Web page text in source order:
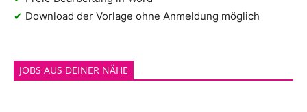
✔ Download der Vorlage ohne Anmeldung möglich
JOBS AUS DEINER NÄHE